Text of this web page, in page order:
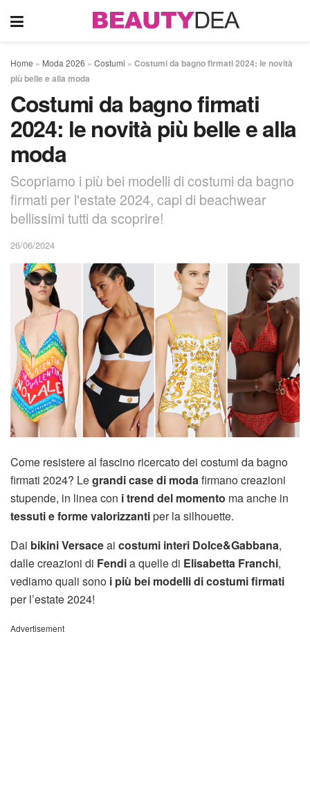
Home » Moda 2026 » Costumi » Costumi da bagno firmati 2024: le novità
più belle e alla moda
Costumi da bagno firmati
2024: le novità più belle e alla
moda
Scopriamo i più bei modelli di costumi da bagno
firmati per l'estate 2024, capi di beachwear
bellissimi tutti da scoprire!
26/06/2024
Come resistere al fascino ricercato dei costumi da bagno
firmati 2024? Legrandi case di moda firmano creazioni
stupende, in linea con i trend del momento ma anche in
tessuti e forme valorizzantiper la silhouette.
Dai bikini Versaceai costumi interi Dolce&Gabbana,
dalle creazioni di Fendia quelle di Elisabetta Franchi,
vediamo quali sono i più bei modelli di costumi firmati
per l’estate 2024!
Advertisement